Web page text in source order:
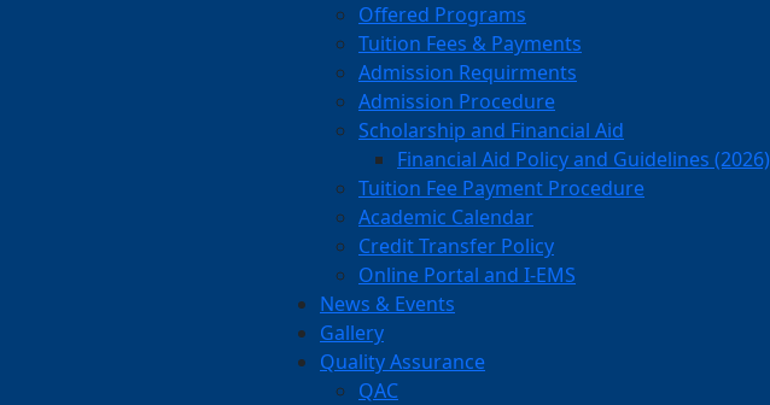
Offered Programs
Tuition Fees & Payments
Admission Requirments
Admission Procedure
Scholarship and Financial Aid
Financial Aid Policy and Guidelines (2026)
Tuition Fee Payment Procedure
Academic Calendar
Credit Transfer Policy
Online Portal and I-EMS
News & Events
Gallery
Quality Assurance
QAC